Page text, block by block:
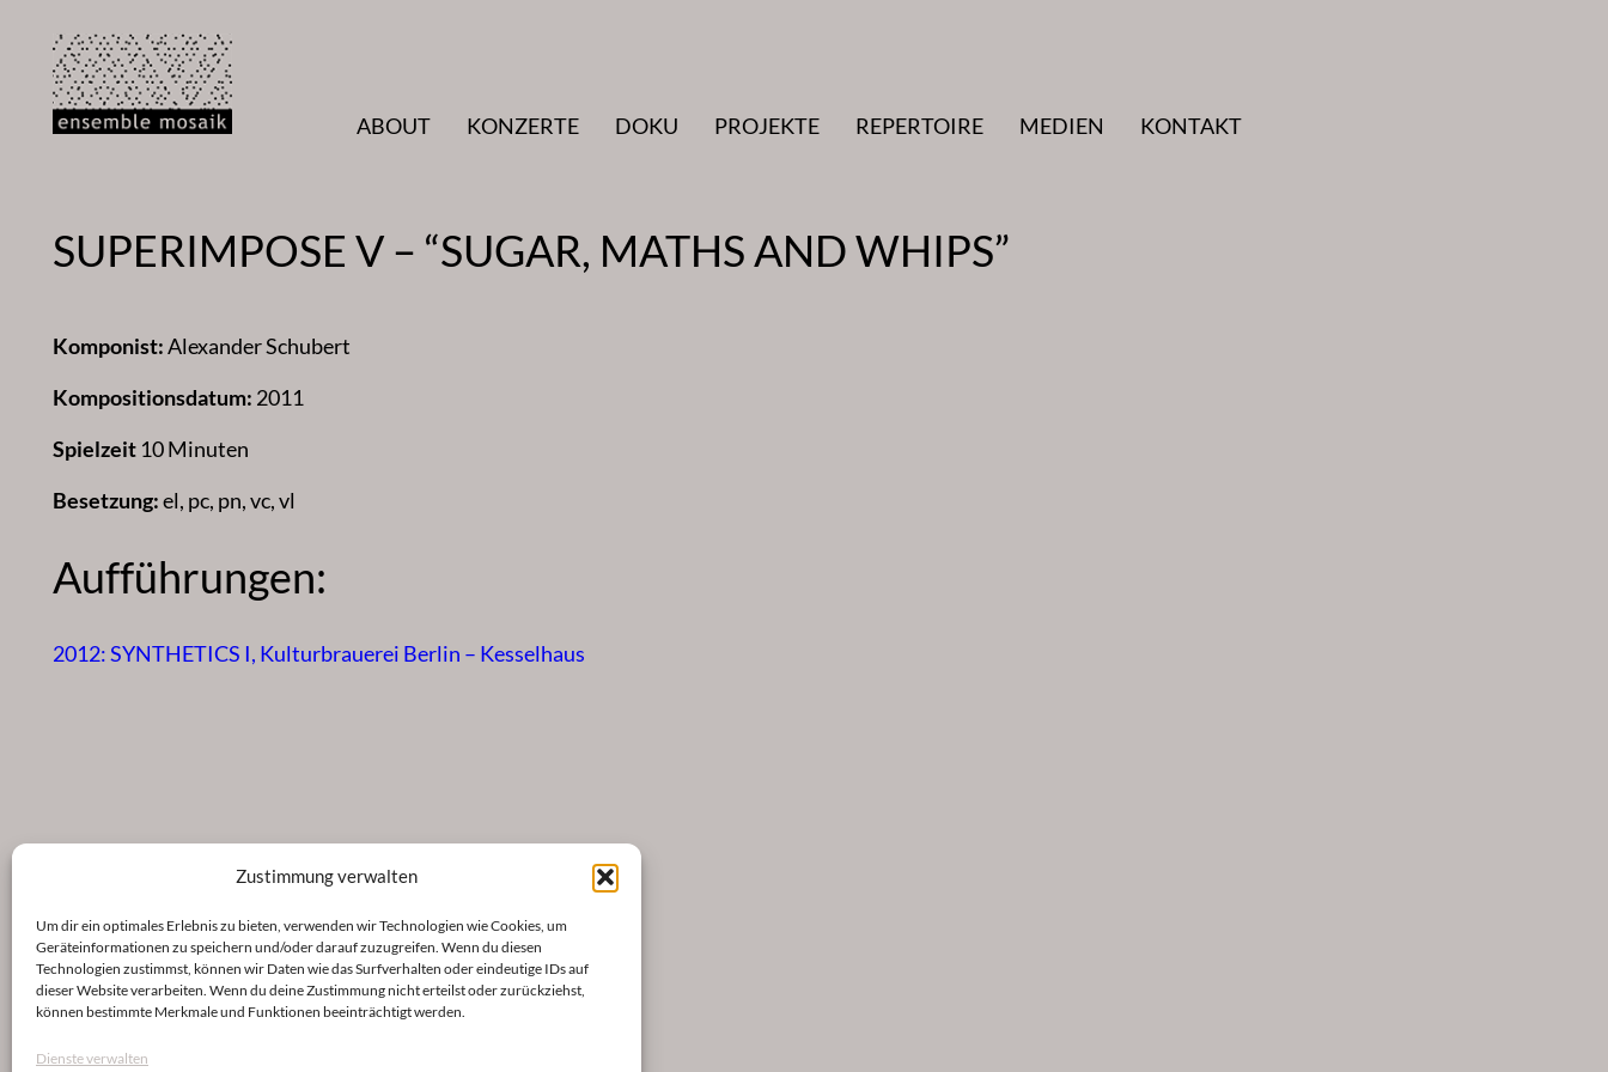
Zustimmung verwalten
Um dir ein optimales Erlebnis zu bieten, verwenden wir Technologien wie Cookies, um
Geräteinformationen zu speichern und/oder darauf zuzugreifen. Wenn du diesen
Technologien zustimmst, können wir Daten wie das Surfverhalten oder eindeutige IDs auf
dieser Website verarbeiten. Wenn du deine Zustimmung nicht erteilst oder zurückziehst,
können bestimmte Merkmale und Funktionen beeinträchtigt werden.
Dienste verwalten
Inhalt
springen
ABOUT
KONZERTE DOKU PROJEKTE REPERTOIRE MEDIEN KONTAKT
SUPERIMPOSE V – “SUGAR, MATHS AND WHIPS”
Komponist:Alexander Schubert
Kompositionsdatum: 2011
Spielzeit 10 Minuten
Besetzung:el, pc, pn, vc, vl
Aufführungen:
2012: SYNTHETICS I, Kulturbrauerei Berlin – Kesselhaus